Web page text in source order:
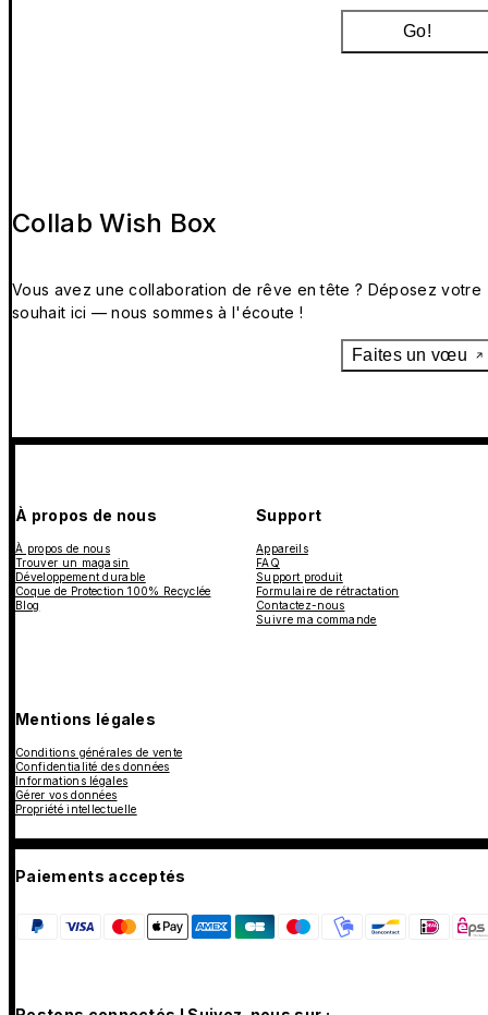
Go!
Collab Wish Box
Vous avez une collaboration de rêve en tête ? Déposez votre
souhait ici — nous sommes à l'écoute !
Faites un vœu
À propos de nous
À propos de nous
Trouver un magasin
Développement durable
Coque de Protection 100% Recyclée
Blog
Support
Appareils
FAQ
Support produit
Formulaire de rétractation
Contactez-nous
Suivre ma commande
Mentions légales
Conditions générales de vente
Confidentialité des données
Informations légales
Gérer vos données
Propriété intellectuelle
Paiements acceptés